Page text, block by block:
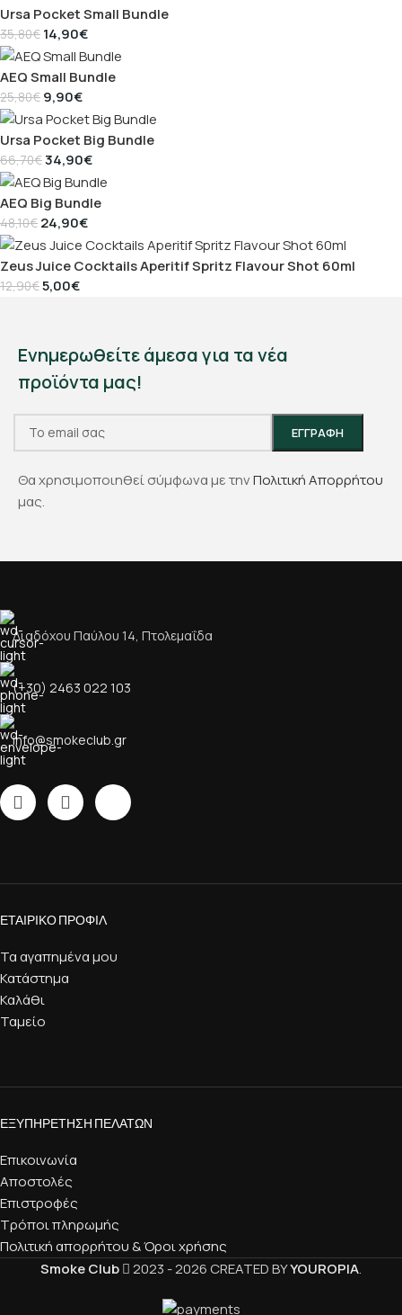
Ursa Pocket Small Bundle
35,80€ 14,90€
AEQ Small Bundle
25,80€ 9,90€
Ursa Pocket Big Bundle
66,70€34,90€
AEQ Big Bundle
48,10€ 24,90€
Zeus Juice Cocktails Aperitif Spritz Flavour Shot 60ml
12,90€5,00€
Ενημερωθείτε άμεσα για τα νέα
προϊόντα μας!
Θα χρησιμοποιηθεί σύμφωνα με τηνΠολιτική Απορρήτου
μας.
Διαδόχου Παύλου 14, Πτολεμαΐδα
(+30) 2463 022 103
info@smokeclub.gr
ΕΤΑΙΡΙΚΌ ΠΡΟΦΊΛ
Τα αγαπημένα μου
Κατάστημα
Καλάθι
Ταμείο
ΕΞΥΠΗΡΈΤΗΣΗ ΠΕΛΑΤΏΝ
Επικοινωνία
Αποστολές
Επιστροφές
Τρόποι πληρωμής
Πολιτική απορρήτου & Όροι χρήσης
Smoke Club
2023 - 2026 CREATED BYYOUROPIA.